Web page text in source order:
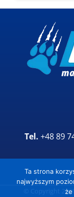
Tel. +48 89
Ta strona
najwyższym